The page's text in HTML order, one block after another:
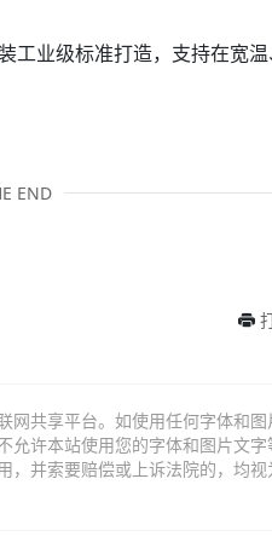
工业级标准打造，支持在宽
END
共享平台。如使用任何字体和
许本站使用您的字体和图片文
并索要赔偿或上诉法院的，均视